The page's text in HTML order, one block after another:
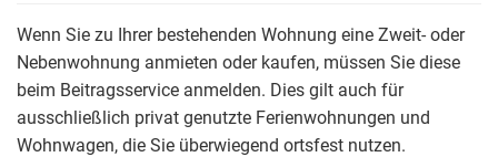
Wenn Sie zu Ihrer bestehenden Wohnung eine Zweit- oder
Nebenwohnung anmieten oder kaufen, müssen Sie diese
beim Beitragsservice anmelden. Dies gilt auch für
ausschließlich privat genutzte Ferienwohnungen und
Wohnwagen, die Sie überwiegend ortsfest nutzen.